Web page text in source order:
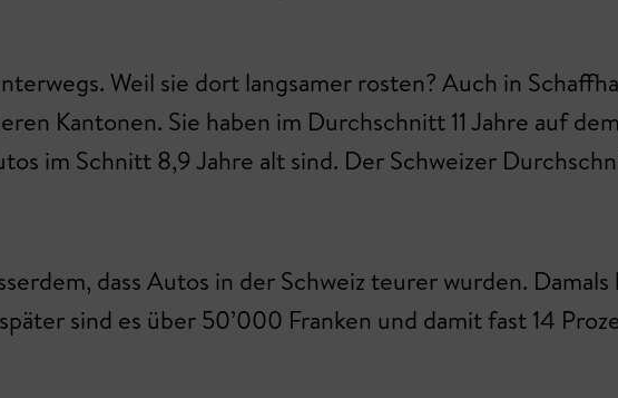
Weil sie dort langsamer rosten? Auch in
Kantonen. Sie haben im Durchschnitt 11 Jahre auf
im Schnitt 8,9 Jahre alt sind. Der Schweizer
dass Autos in der Schweiz teurer wurden.
sind es über 50’000 Franken und damit fast 14